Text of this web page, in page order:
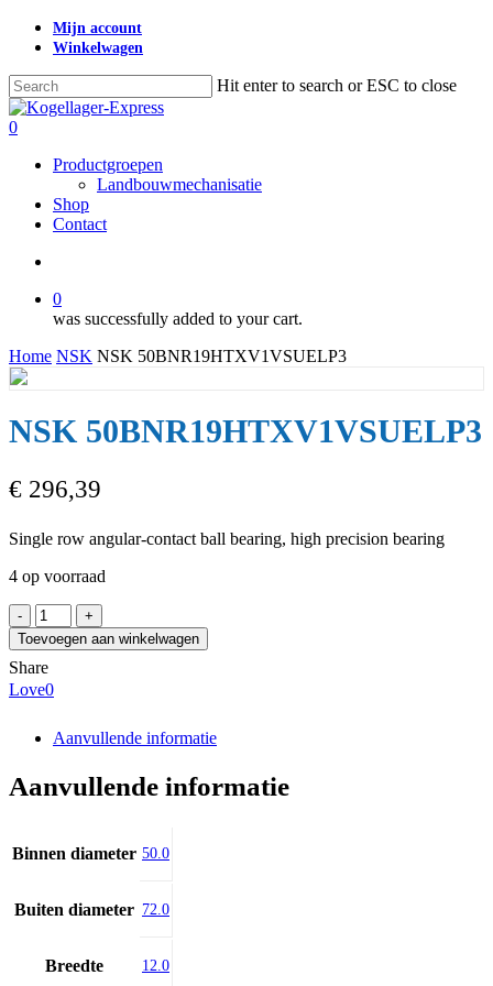
Skip
content
Mijn account
Winkelwagen
Hit enter to search or ESC to close
Close
Search
search
0
Productgroepen
Landbouwmechanisatie
Shop
Contact
0
was successfully added to your cart.
Home NSK NSK 50BNR19HTXV1VSUELP3
NSK 50BNR19HTXV1VSUELP3
€ 296,39
Single row angular-contact ball bearing, high precision bearing
4 op voorraad
NSK
50BNR19HTXV1VSUELP3
aantal
Toevoegen aan winkelwagen
Share
Love0
Aanvullende informatie
Aanvullende informatie
Binnen diameter 50.0
Buiten diameter 72.0
Breedte 12.0